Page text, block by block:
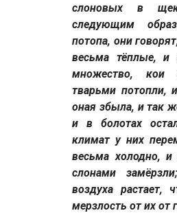
слоновых в
следующим
потопа, они
весьма тёплые, и
множество, кои
тварьми потопли,
оная збыла, и так
и в болотах
климат у них
весьма холодно,
слонами
воздуха растает,
мерзлость от их от